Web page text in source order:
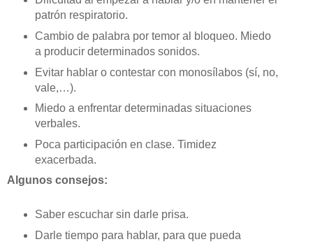
patrón respiratorio.
Cambio de palabra por temor al bloqueo. Miedo
a producir determinados sonidos.
Evitar hablar o contestar con monosílabos (sí, no,
vale,…).
Miedo a enfrentar determinadas situaciones
verbales.
Poca participación en clase. Timidez
exacerbada.
Algunos consejos:
Saber escuchar sin darle prisa.
Darle tiempo para hablar, para que pueda